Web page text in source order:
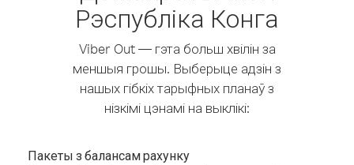
Рэспубліка Конга
Viber Out — гэта больш хвілін за
меншыя грошы. Выберыце адзін з
нашых гібкіх тарыфных планаў з
нізкімі цэнамі на выклікі:
Пакеты з балансам рахунку